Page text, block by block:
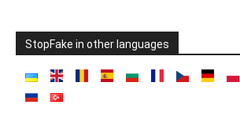
StopFake in other languages